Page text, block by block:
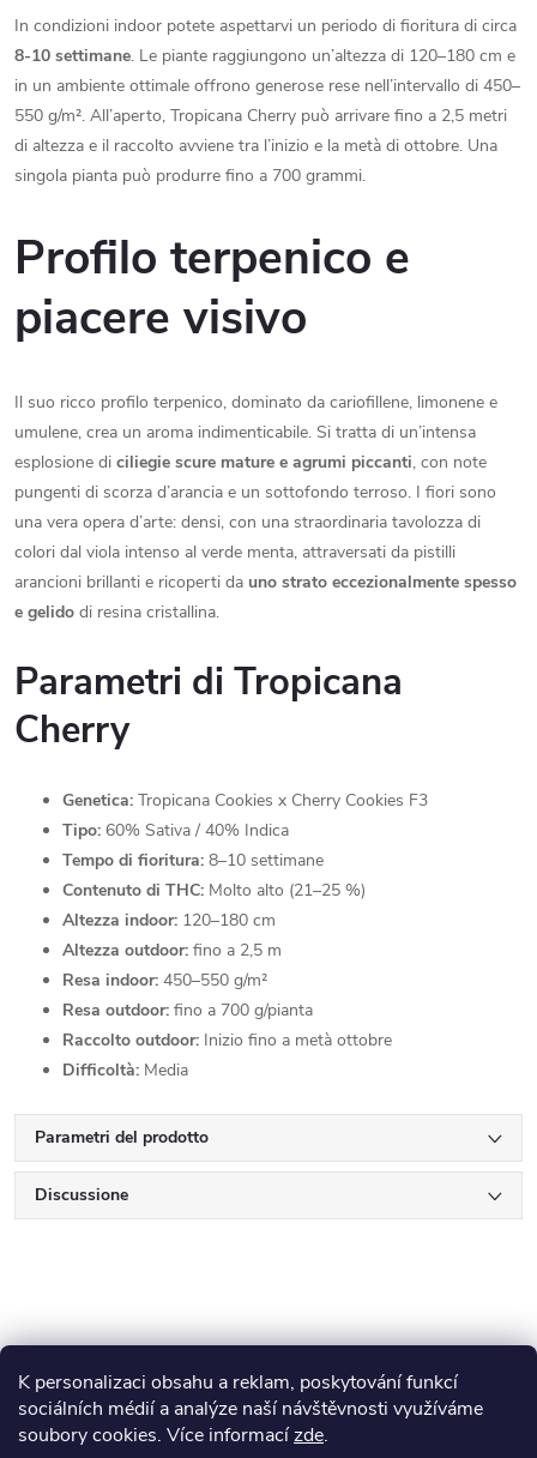
K personalizaci obsahu a reklam, poskytování funkcí
sociálních médií a analýze naší návštěvnosti využíváme
soubory cookies. Více informacízde.
In condizioni indoor potete aspettarvi un periodo di fioritura di circa
8-10 settimane. Le piante raggiungono un’altezza di 120–180 cm e
in un ambiente ottimale offrono generose rese nell’intervallo di 450–
550 g/m². All’aperto, Tropicana Cherry può arrivare fino a 2,5 metri
di altezza e il raccolto avviene tra l’inizio e la metà di ottobre. Una
singola pianta può produrre fino a 700 grammi.
Profilo terpenico e
piacere visivo
Il suo ricco profilo terpenico, dominato da cariofillene, limonene e
umulene, crea un aroma indimenticabile. Si tratta di un’intensa
esplosione di ciliegie scure mature e agrumi piccanti, con note
pungenti di scorza d’arancia e un sottofondo terroso. I fiori sono
una vera opera d’arte: densi, con una straordinaria tavolozza di
colori dal viola intenso al verde menta, attraversati da pistilli
arancioni brillanti e ricoperti da uno strato eccezionalmente spesso
e gelido di resina cristallina.
Parametri di Tropicana
Cherry
Genetica: Tropicana Cookies x Cherry Cookies F3
Tipo: 60% Sativa / 40% Indica
Tempo di fioritura: 8–10 settimane
Contenuto di THC: Molto alto (21–25 %)
Altezza indoor: 120–180 cm
Altezza outdoor: fino a 2,5 m
Resa indoor: 450–550 g/m²
Resa outdoor: fino a 700 g/pianta
Raccolto outdoor: Inizio fino a metà ottobre
Difficoltà: Media
Parametri del prodotto
Discussione
PBlog